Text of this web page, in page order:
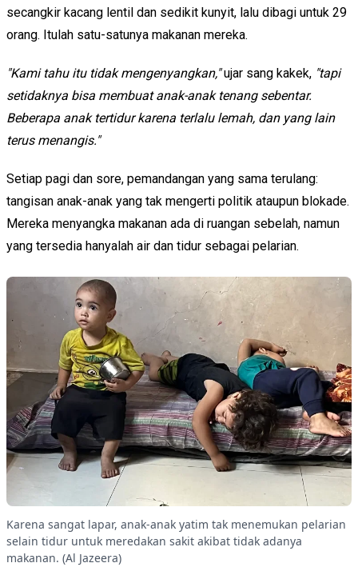
secangkir kacang lentil dan sedikit kunyit, lalu dibagi untuk 29
orang. Itulah satu-satunya makanan mereka.
"Kami tahu itu tidak mengenyangkan,"ujar sang kakek, "tapi
setidaknya bisa membuat anak-anak tenang sebentar.
Beberapa anak tertidur karena terlalu lemah, dan yang lain
terus menangis."
Setiap pagi dan sore, pemandangan yang sama terulang:
tangisan anak-anak yang tak mengerti politik ataupun blokade.
Mereka menyangka makanan ada di ruangan sebelah, namun
yang tersedia hanyalah air dan tidur sebagai pelarian.
Karena sangat lapar, anak-anak yatim tak menemukan pelarian
selain tidur untuk meredakan sakit akibat tidak adanya
makanan. (Al Jazeera)